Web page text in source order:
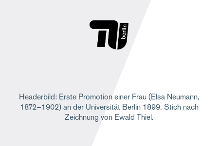
Headerbild: Erste Promotion einer Frau (Elsa Neumann,
1872–1902) an der Universität Berlin 1899. Stich nach
Zeichnung von Ewald Thiel.